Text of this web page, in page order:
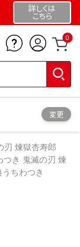
詳しくは
こちら
0
変更
刃 煉獄杏寿郎
き 鬼滅の刃 煉
ちわつき